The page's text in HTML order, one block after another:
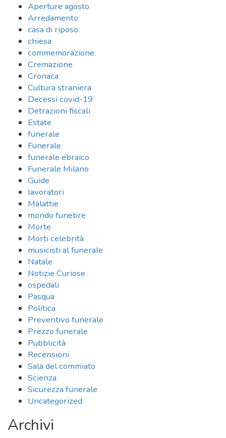
Aperture agosto
Arredamento
casa di riposo
chiesa
commemorazione
Cremazione
Cronaca
Cultura straniera
Decessi covid-19
Detrazioni fiscali
Estate
funerale
Funerale
funerale ebraico
Funerale Milano
Guide
lavoratori
Malattie
mondo funebre
Morte
Morti celebrità
musicisti al funerale
Natale
Notizie Curiose
ospedali
Pasqua
Politica
Preventivo funerale
Prezzo funerale
Pubblicità
Recensioni
Sala del commiato
Scienza
Sicurezza funerale
Uncategorized
Archivi